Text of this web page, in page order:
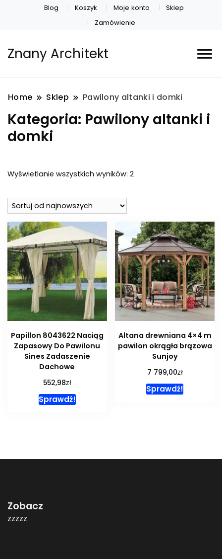
Blog Koszyk Moje konto
Sklep
Zamówienie
Znany Architekt
Home Sklep Pawilony altanki i domki
Kategoria: Pawilony altanki i
domki
Wyświetlanie wszystkich wyników: 2Posortowane
Papillon 8043622 Naciąg
Zapasowy Do Pawilonu
Sines Zadaszenie
Dachowe
552,98zł
Sprawdź!
Altana drewniana 4×4 m
pawilon okrągła brązowa
Sunjoy
7 799,00zł
Sprawdź!
Zobacz
zzzzz